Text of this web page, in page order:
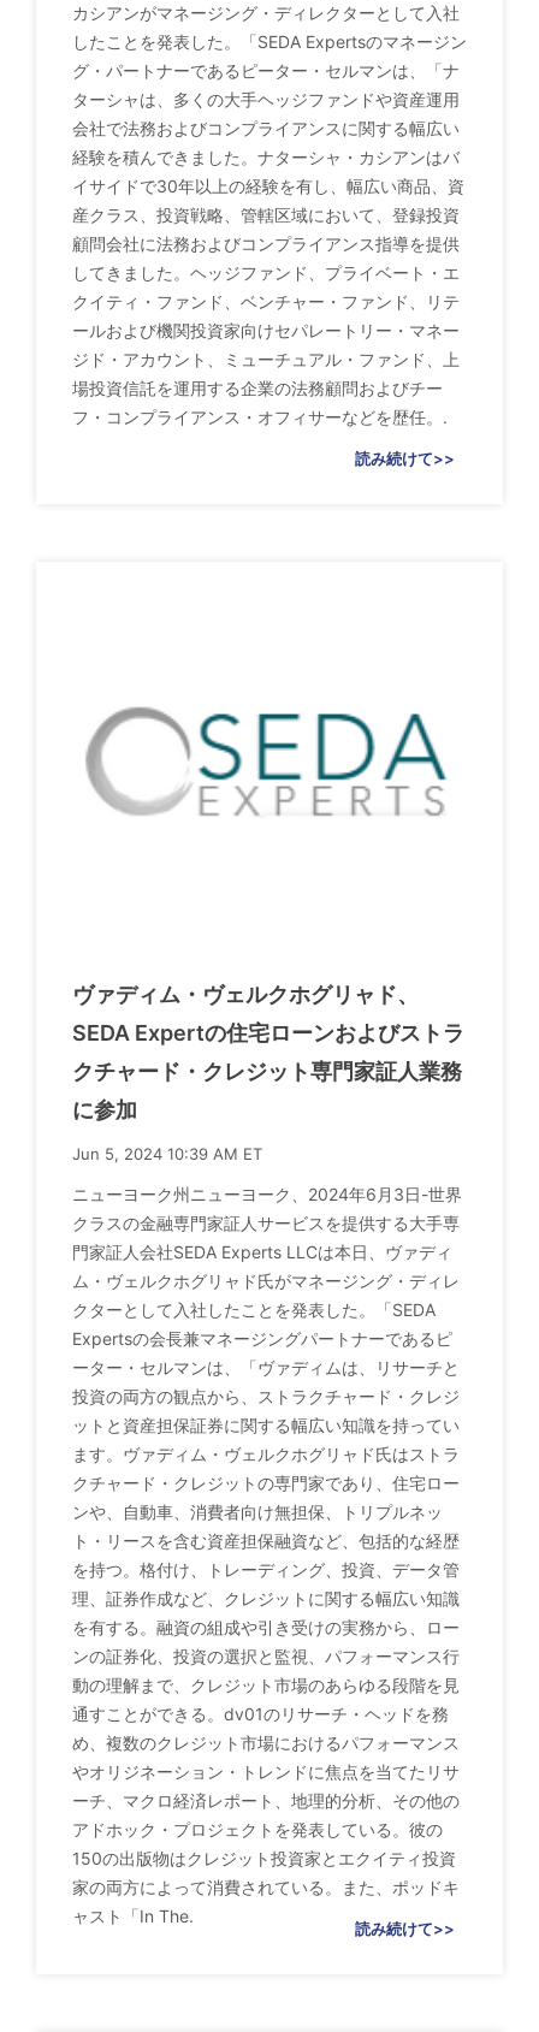
カシアンがマネージング・ディレクターとして入社
したことを発表した。「SEDA Expertsのマネージン
グ・パートナーであるピーター・セルマンは、「ナ
ターシャは、多くの大手ヘッジファンドや資産運用
会社で法務およびコンプライアンスに関する幅広い
経験を積んできました。ナターシャ・カシアンはバ
イサイドで30年以上の経験を有し、幅広い商品、資
産クラス、投資戦略、管轄区域において、登録投資
顧問会社に法務およびコンプライアンス指導を提供
してきました。ヘッジファンド、プライベート・エ
クイティ・ファンド、ベンチャー・ファンド、リテ
ールおよび機関投資家向けセパレートリー・マネー
ジド・アカウント、ミューチュアル・ファンド、上
場投資信託を運用する企業の法務顧問およびチー
フ・コンプライアンス・オフィサーなどを歴任。.
読み続けて>>
ヴァディム・ヴェルクホグリャド、
SEDA Expertの住宅ローンおよびストラ
クチャード・クレジット専門家証人業務
に参加
Jun 5, 2024 10:39 AM ET
ニューヨーク州ニューヨーク、2024年6月3日-世界
クラスの金融専門家証人サービスを提供する大手専
門家証人会社SEDA Experts LLCは本日、ヴァディ
ム・ヴェルクホグリャド氏がマネージング・ディレ
クターとして入社したことを発表した。「SEDA
Expertsの会長兼マネージングパートナーであるピ
ーター・セルマンは、「ヴァディムは、リサーチと
投資の両方の観点から、ストラクチャード・クレジ
ットと資産担保証券に関する幅広い知識を持ってい
ます。ヴァディム・ヴェルクホグリャド氏はストラ
クチャード・クレジットの専門家であり、住宅ロー
ンや、自動車、消費者向け無担保、トリプルネッ
ト・リースを含む資産担保融資など、包括的な経歴
を持つ。格付け、トレーディング、投資、データ管
理、証券作成など、クレジットに関する幅広い知識
を有する。融資の組成や引き受けの実務から、ロー
ンの証券化、投資の選択と監視、パフォーマンス行
動の理解まで、クレジット市場のあらゆる段階を見
通すことができる。dv01のリサーチ・ヘッドを務
め、複数のクレジット市場におけるパフォーマンス
やオリジネーション・トレンドに焦点を当てたリサ
ーチ、マクロ経済レポート、地理的分析、その他の
アドホック・プロジェクトを発表している。彼の
150の出版物はクレジット投資家とエクイティ投資
家の両方によって消費されている。また、ポッドキ
ャスト「In The.
読み続けて>>